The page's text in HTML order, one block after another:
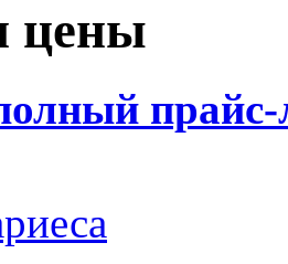
цены
прайс-